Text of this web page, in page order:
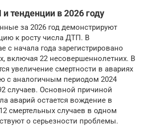
тенденции в 2026 году
за 2026 год демонстрируют
к росту числа ДТП. В
с начала года зарегистрировано
включая 22 несовершеннолетних. В
увеличение смертности в авариях
с аналогичным периодом 2024
случаев. Основной причиной
аварий остается вождение в
смертельных случаев в одном
о серьезности проблемы.